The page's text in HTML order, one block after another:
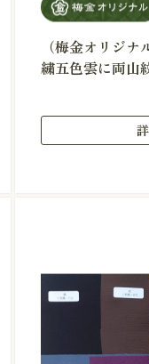
（梅金オリジ
繍五色雲に両山